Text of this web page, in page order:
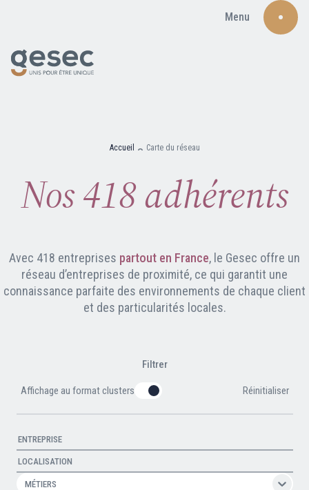
Menu
Nos adhérents
Carte du réseau
Clients professionnels
Blog
Extranet
Les maîtres du bain
Recherche
Accueil Carte du réseau
Nos 418 adhérents
Avec 418 entreprises partout en France, le Gesec offre un
réseau d’entreprises de proximité, ce qui garantit une
connaissance parfaite des environnements de chaque client
et des particularités locales.
Affichage au format clusters
Filtrer
Réinitialiser
MÉTIERS